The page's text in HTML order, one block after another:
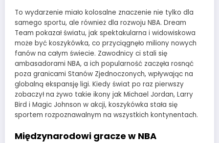
To wydarzenie miało kolosalne znaczenie nie tylko dla
samego sportu, ale również dla rozwoju NBA. Dream
Team pokazał światu, jak spektakularna i widowiskowa
może być koszykówka, co przyciągnęło miliony nowych
fanów na całym świecie. Zawodnicy ci stali się
ambasadorami NBA, a ich popularność zaczęła rosnąć
poza granicami Stanów Zjednoczonych, wpływając na
globalną ekspansję ligi. Kiedy świat po raz pierwszy
zobaczył na żywo takie ikony jak Michael Jordan, Larry
Bird i Magic Johnson w akcji, koszykówka stała się
sportem rozpoznawalnym na wszystkich kontynentach.
Międzynarodowi gracze w NBA